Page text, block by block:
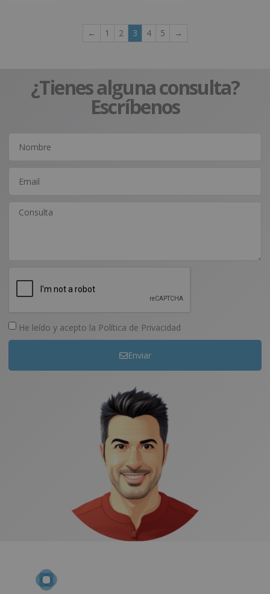
← 1 2 3 4 5 →
¿Tienes alguna consulta?
Escríbenos
He leído y acepto la Política de Privacidad
Enviar